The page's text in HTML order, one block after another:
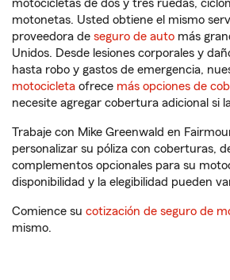
motocicletas de dos y tres ruedas,
motonetas. Usted obtiene el mismo
proveedora de seguro de auto más
Unidos. Desde lesiones corporales y
hasta robo y gastos de emergencia,
motocicleta ofrece más opciones de
necesite agregar cobertura adicional si
Trabaje con Mike Greenwald en
personalizar su póliza con coberturas,
complementos opcionales para su
disponibilidad y la elegibilidad pueden
Comience su cotización de seguro de
mismo.